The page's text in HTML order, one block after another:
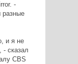
-
разные
и я не
- сказал
CBS